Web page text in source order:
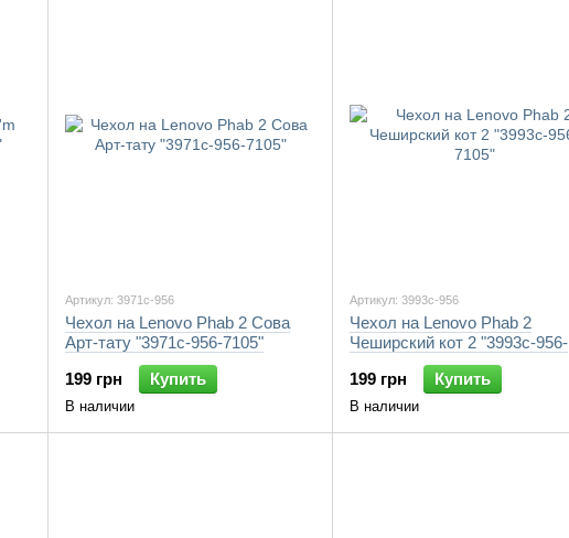
Артикул: 3971c-956
Чехол на Lenovo Phab 2 Сова
Арт-тату "3971c-956-7105"
199 грн
Купить
В наличии
Артикул: 3993c-956
Чехол на Lenovo Phab 2
Чеширский кот 2 "3993c-956-
199 грн
Купить
В наличии